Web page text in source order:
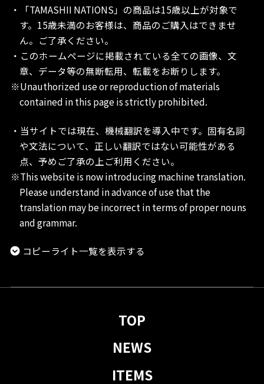
・「TAMASHII NATIONS」の商品は15歳以上が対象で
す。15歳未満のお客様は、商品のご購入はできませ
ん。ご了承ください。
・このホームページに掲載されている全ての画像、文
章、データ等の無断転用、転載をお断りします。
※Unauthorized use or reproduction of materials
contained in this page is strictly prohibited.
・当サイトでは現在、機械翻訳を導入中です。固有名詞
や文法について、正しい翻訳ではない可能性がある
点、予めご了承の上ご利用ください。
※This website is now introducing machine translation.
Please understand in advance of use that the
translation may be incorrect in terms of proper nouns
and grammar.
コピーライト一覧を表示する
TOP
NEWS
ITEMS